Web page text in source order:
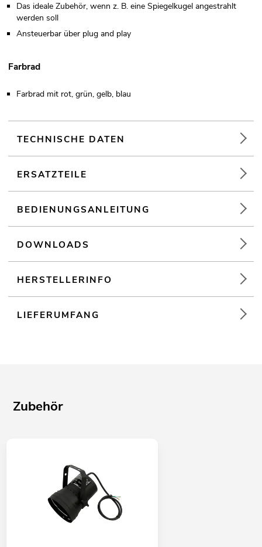
Das ideale Zubehör, wenn z. B. eine Spiegelkugel angestrahlt
werden soll
Ansteuerbar über plug and play
Farbrad
Farbrad mit rot, grün, gelb, blau
TECHNISCHE DATEN
ERSATZTEILE
BEDIENUNGSANLEITUNG
DOWNLOADS
HERSTELLERINFO
LIEFERUMFANG
Zubehör